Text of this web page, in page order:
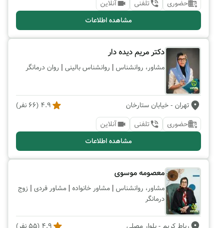
حضوری
تلفنی
آنلاین
مشاهده اطلاعات
دکتر مریم دیده دار
مشاور، روانشناس | روانشناس بالینی | روان درمانگر
تهران - خیابان ستارخان 4.9
(
66 نفر)
حضوری
تلفنی
آنلاین
مشاهده اطلاعات
معصومه موسوی
مشاور، روانشناس | مشاور خانواده | مشاور فردی | زوج
درمانگر